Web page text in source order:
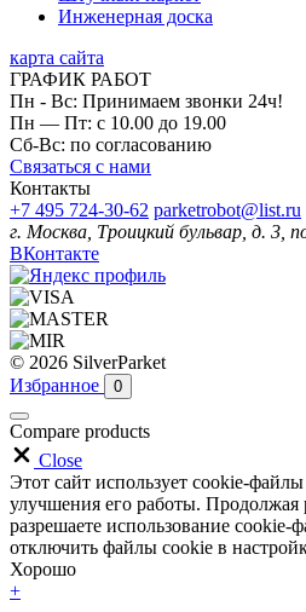
Инженерная доска
карта сайта
ГРАФИК РАБОТ
Пн - Вс: Принимаем звонки 24ч!
Пн — Пт: с 10.00 до 19.00
Сб-Вс: по согласованию
Связаться с нами
Контакты
+7 495 724-30-62 parketrobot@list.ru
г. Москва, Троицкий бульвар, д. 3,
ВКонтакте
© 2026 SilverParket
Избранное
0
Compare products
Close
Этот сайт использует cookie-
улучшения его работы. Продолжая
разрешаете использование cookie-
отключить файлы cookie в
Хорошо
+